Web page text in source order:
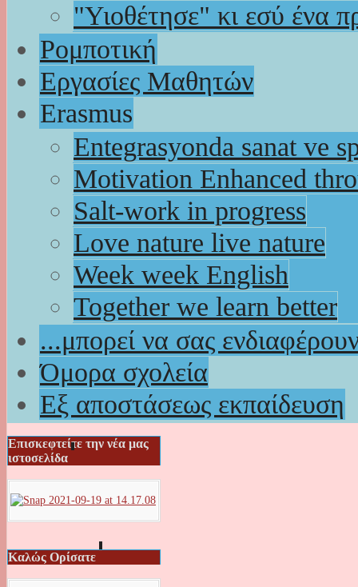
"Υιοθέτησε" κι εσύ ένα
Ρομποτική
Εργασίες Μαθητών
Erasmus
Entegrasyonda sanat ve
Motivation Enhanced
Salt-work in progress
Love nature live nature
Week week English
Together we learn better
...μπορεί να σας
Όμορα σχολεία
Εξ αποστάσεως εκπαίδευση
Επισκεφτείτε την νέα μας
ιστοσελίδα
Καλώς Ορίσατε